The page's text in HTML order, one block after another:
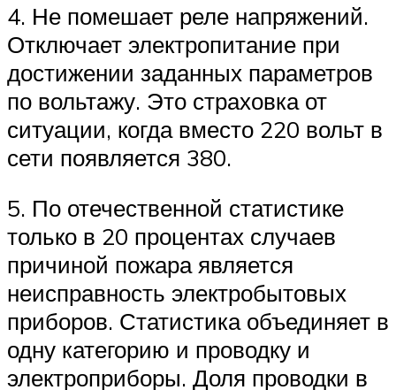
4. Не помешает реле напряжений.
Отключает электропитание при
достижении заданных параметров
по вольтажу. Это страховка от
ситуации, когда вместо 220 вольт в
сети появляется 380.
5. По отечественной статистике
только в 20 процентах случаев
причиной пожара является
неисправность электробытовых
приборов. Статистика объединяет в
одну категорию и проводку и
электроприборы. Доля проводки в